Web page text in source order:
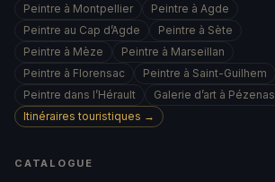
Peintre à Montpellier
Peintre à Agde
Peintre au Cap d’Agde
Peintre à Sète
Peintre à Mèze
Peintre à Marseillan
Peintre à Florensac
Peintre à Saint-Guilhem
Peintre dans l’Hérault
Galerie d’art à Pézenas
Itinéraires touristiques →
CATALOGUE